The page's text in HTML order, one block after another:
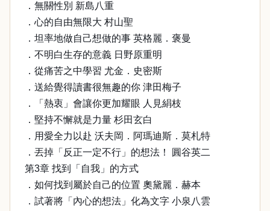
．無關性別 新島八重
．心的自由無限大 村山聖
．坦率地做自己想做的事 英格麗．褒曼
．不明白生存的意義 日野原重明
．從痛苦之中學習 尤金．史密斯
．送給覺得讀書很無趣的你 津田梅子
．「熱衷」會讓你更加耀眼 人見絹枝
．堅持不懈就是力量 杉田玄白
．用愛全力以赴 沃夫岡．阿瑪迪斯．莫札特
．丟掉「反正一定不行」的想法！ 圓谷英二
第3章 找到「自我」的方式
．如何找到屬於自己的位置 奧黛麗．赫本
．試著將「內心的想法」化為文字 小泉八雲